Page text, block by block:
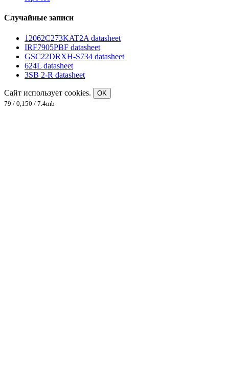
Случайные записи
12062C273KAT2A datasheet
IRF7905PBF datasheet
GSC22DRXH-S734 datasheet
624L datasheet
3SB 2-R datasheet
Сайт использует cookies.
OK
79 / 0,150 / 7.4mb